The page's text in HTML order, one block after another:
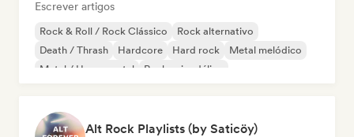
Escrever artigos
Rock & Roll / Rock Clássico
Rock alternativo
Death / Thrash
Hardcore Hard rock
Metal melódico
Metal / Heavy metal
Rock psicodélico
Alt Rock Playlists (by Saticöy)